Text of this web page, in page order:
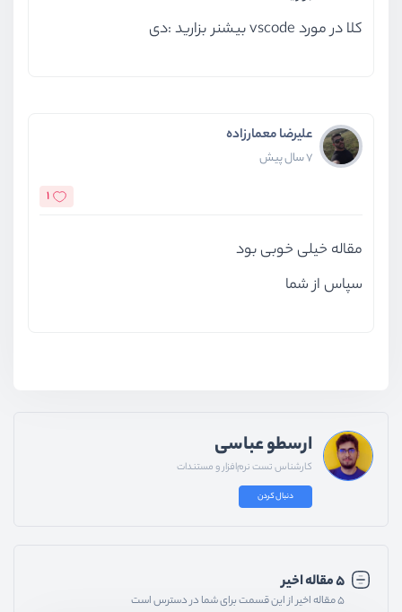
کلا در مورد vscode بیشنر بزارید :دی
علیرضا معمارزاده
7 سال پیش
1
مقاله خیلی خوبی بود
سپاس از شما
ارسطو عباسی
کارشناس تست نرم‌افزار و مستندات
دنبال کردن
۵ مقاله اخیر
۵ مقاله اخیر از این قسمت برای شما در دسترس است